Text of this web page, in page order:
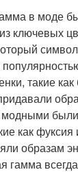
в моде
ключевых
такие
как фуксия
образам
гамма